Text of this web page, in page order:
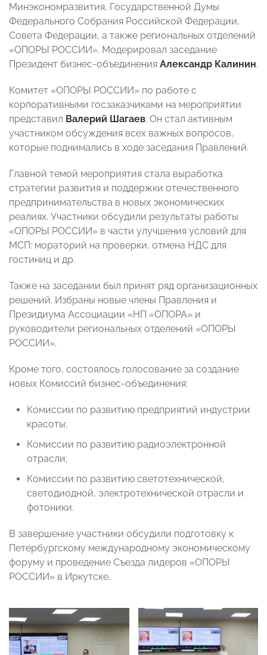
Минэкономразвития, Государственной Думы
Федерального Собрания Российской Федерации,
Совета Федерации, а также региональных отделений
«ОПОРЫ РОССИИ». Модерировал заседание
Президент бизнес-объединения Александр Калинин.
Комитет «ОПОРЫ РОССИИ» по работе с
корпоративными госзаказчиками на мероприятии
представил Валерий Шагаев. Он стал активным
участником обсуждения всех важных вопросов,
которые поднимались в ходе заседания Правлений.
Главной темой мероприятия стала выработка
стратегии развития и поддержки отечественного
предпринимательства в новых экономических
реалиях. Участники обсудили результаты работы
«ОПОРЫ РОССИИ» в части улучшения условий для
МСП: мораторий на проверки, отмена НДС для
гостиниц и др.
Также на заседании был принят ряд организационных
решений. Избраны новые члены Правления и
Президиума Ассоциации «НП «ОПОРА» и
руководители региональных отделений «ОПОРЫ
РОССИИ».
Кроме того, состоялось голосование за создание
новых Комиссий бизнес-объединения:
Комиссии по развитию предприятий индустрии
красоты;
Комиссии по развитию радиоэлектронной
отрасли;
Комиссии по развитию светотехнической,
светодиодной, электротехнической отрасли и
фотоники.
В завершение участники обсудили подготовку к
Петербургскому международному экономическому
форуму и проведение Съезда лидеров «ОПОРЫ
РОССИИ» в Иркутске.